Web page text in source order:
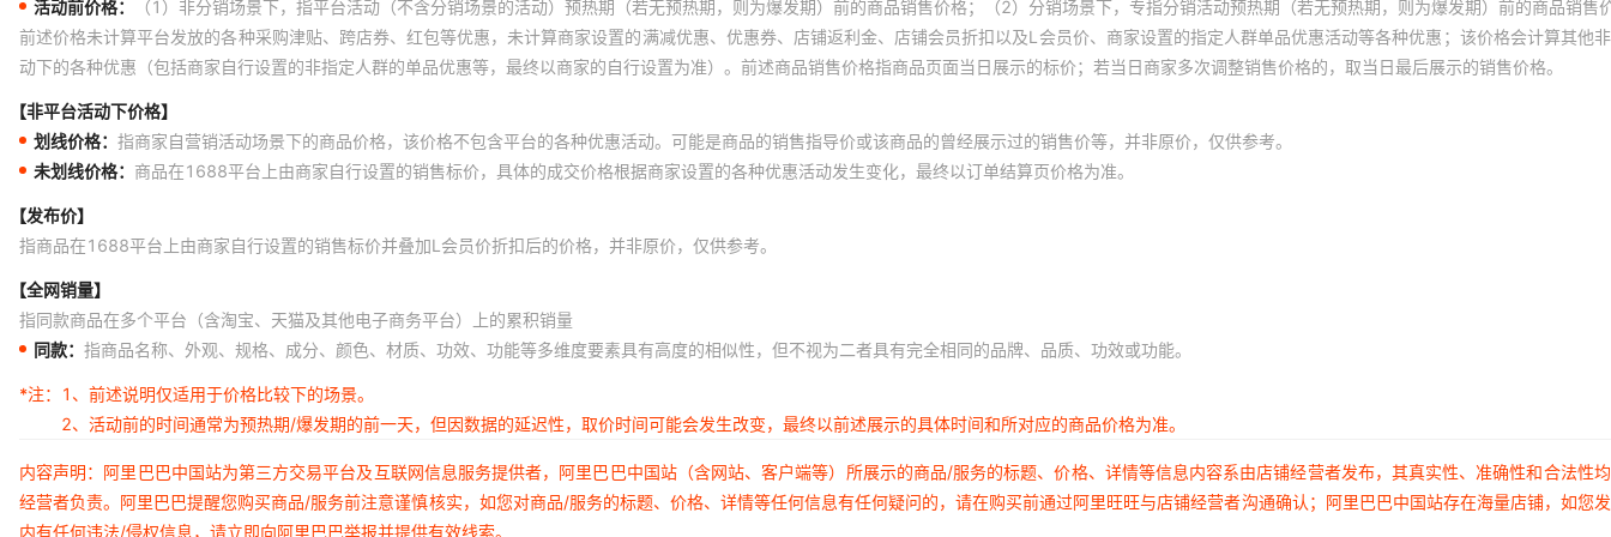
活动前价格：
（1）非分销场景下，指平台活动（不含分销场景的活动）预热期（若无预热期，则为爆发期）前的商品销售价格；（2）分销场景下，专指分销活动预热期（若无预热期，则为爆发期）前的商品销售
前述价格未计算平台发放的各种采购津贴、跨店券、红包等优惠，未计算商家设置的满减优惠、优惠券、店铺返利金、店铺会员折扣以及L会员价、商家设置的指定人群单品优惠活动等各种优惠；该价格会计算其他
动下的各种优惠（包括商家自行设置的非指定人群的单品优惠等，最终以商家的自行设置为准）。前述商品销售价格指商品页面当日展示的标价；若当日商家多次调整销售价格的，取当日最后展示的销售价格。
【非平台活动下价格】
划线价格： 指商家自营销活动场景下的商品价格，该价格不包含平台的各种优惠活动。可能是商品的销售指导价或该商品的曾经展示过的销售价等，并非原价，仅供参考。
未划线价格： 商品在1688平台上由商家自行设置的销售标价，具体的成交价格根据商家设置的各种优惠活动发生变化，最终以订单结算页价格为准。
【发布价】
指商品在1688平台上由商家自行设置的销售标价并叠加L会员价折扣后的价格，并非原价，仅供参考。
【全网销量】
指同款商品在多个平台（含淘宝、天猫及其他电子商务平台）上的累积销量
同款： 指商品名称、外观、规格、成分、颜色、材质、功效、功能等多维度要素具有高度的相似性，但不视为二者具有完全相同的品牌、品质、功效或功能。
*注：
1、前述说明仅适用于价格比较下的场景。
2、活动前的时间通常为预热期/爆发期的前一天，但因数据的延迟性，取价时间可能会发生改变，最终以前述展示的具体时间和所对应的商品价格为准。
内容声明：阿里巴巴中国站为第三方交易平台及互联网信息服务提供者，阿里巴巴中国站（含网站、客户端等）所展示的商品/服务的标题、价格、详情等信息内容系由店铺经营者发布，其真实性、准确性和合法性
经营者负责。阿里巴巴提醒您购买商品/服务前注意谨慎核实，如您对商品/服务的标题、价格、详情等任何信息有任何疑问的，请在购买前通过阿里旺旺与店铺经营者沟通确认；阿里巴巴中国站存在海量店铺，如您
内有任何违法/侵权信息，请立即向阿里巴巴举报并提供有效线索。